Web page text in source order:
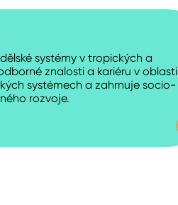
systémy v tropických a
znalosti a kariéru v oblasti
systémech a zahrnuje socio-
rozvoje.